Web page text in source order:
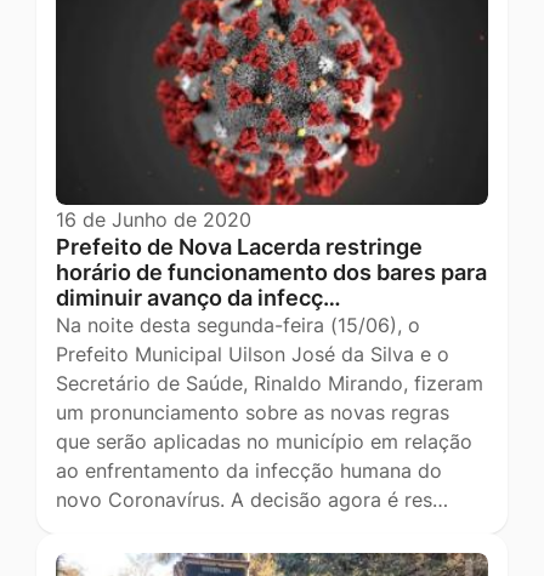
16 de Junho de 2020
Prefeito de Nova Lacerda restringe
horário de funcionamento dos bares para
diminuir avanço da infecç…
Na noite desta segunda-feira (15/06), o
Prefeito Municipal Uilson José da Silva e o
Secretário de Saúde, Rinaldo Mirando, fizeram
um pronunciamento sobre as novas regras
que serão aplicadas no município em relação
ao enfrentamento da infecção humana do
novo Coronavírus. A decisão agora é res…